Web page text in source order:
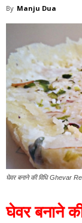
By Manju Dua
घेवर बनाने की विध‍ि Ghevar
घेवर बनाने